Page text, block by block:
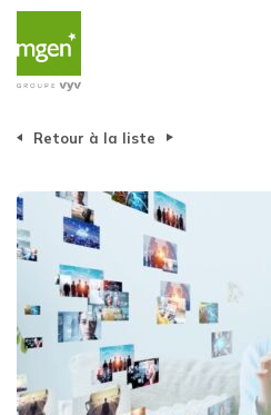
Retour à la liste